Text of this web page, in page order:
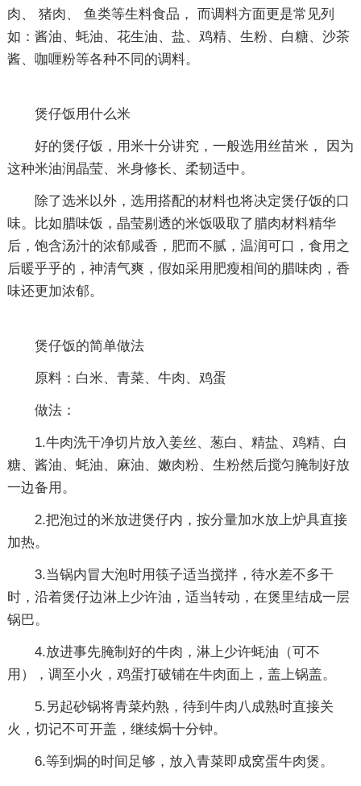
肉、 猪肉、 鱼类等生料食品， 而调料方面更是常见列
如：酱油、蚝油、花生油、盐、鸡精、生粉、白糖、沙茶
酱、咖喱粉等各种不同的调料。
煲仔饭用什么米
好的煲仔饭，用米十分讲究，一般选用丝苗米， 因为
这种米油润晶莹、米身修长、柔韧适中。
除了选米以外，选用搭配的材料也将决定煲仔饭的口
味。比如腊味饭，晶莹剔透的米饭吸取了腊肉材料精华
后，饱含汤汁的浓郁咸香，肥而不腻，温润可口，食用之
后暖乎乎的，神清气爽，假如采用肥瘦相间的腊味肉，香
味还更加浓郁。
煲仔饭的简单做法
原料：白米、青菜、牛肉、鸡蛋
做法：
1.牛肉洗干净切片放入姜丝、葱白、精盐、鸡精、白
糖、酱油、蚝油、麻油、嫩肉粉、生粉然后搅匀腌制好放
一边备用。
2.把泡过的米放进煲仔内，按分量加水放上炉具直接
加热。
3.当锅内冒大泡时用筷子适当搅拌，待水差不多干
时，沿着煲仔边淋上少许油，适当转动，在煲里结成一层
锅巴。
4.放进事先腌制好的牛肉，淋上少许蚝油（可不
用），调至小火，鸡蛋打破铺在牛肉面上，盖上锅盖。
5.另起砂锅将青菜灼熟，待到牛肉八成熟时直接关
火，切记不可开盖，继续焗十分钟。
6.等到焗的时间足够，放入青菜即成窝蛋牛肉煲。